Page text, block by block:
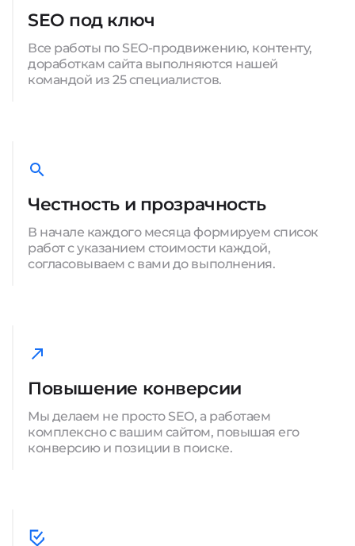
SEO под ключ
Все работы по SEO-продвижению, контенту,
доработкам сайта выполняются нашей
командой из 25 специалистов.
Честность и прозрачность
В начале каждого месяца формируем список
работ с указанием стоимости каждой,
согласовываем с вами до выполнения.
Повышение конверсии
Мы делаем не просто SEO, а работаем
комплексно с вашим сайтом, повышая его
конверсию и позиции в поиске.